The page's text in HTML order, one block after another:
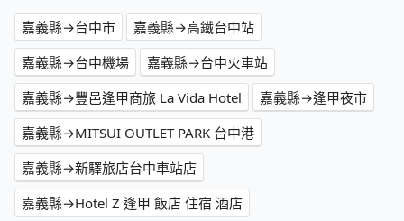
嘉義縣→台中市
嘉義縣→高鐵台中站
嘉義縣→台中機場
嘉義縣→台中火車站
嘉義縣→豐邑逢甲商旅 La Vida Hotel
嘉義縣→逢甲夜市
嘉義縣→MITSUI OUTLET PARK 台中港
嘉義縣→新驛旅店台中車站店
嘉義縣→Hotel Z 逢甲 飯店 住宿 酒店